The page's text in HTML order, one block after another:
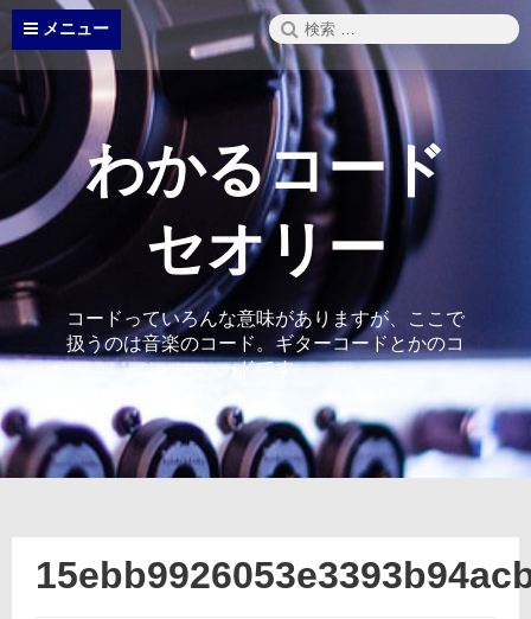
コ
テ
ン
ッ
プ
メニュー
検
索:
わかるコード
セオリー
コードっていろんな意味がありますが、ここで
扱うのは音楽のコード。ギターコードとかのコ
ードです。